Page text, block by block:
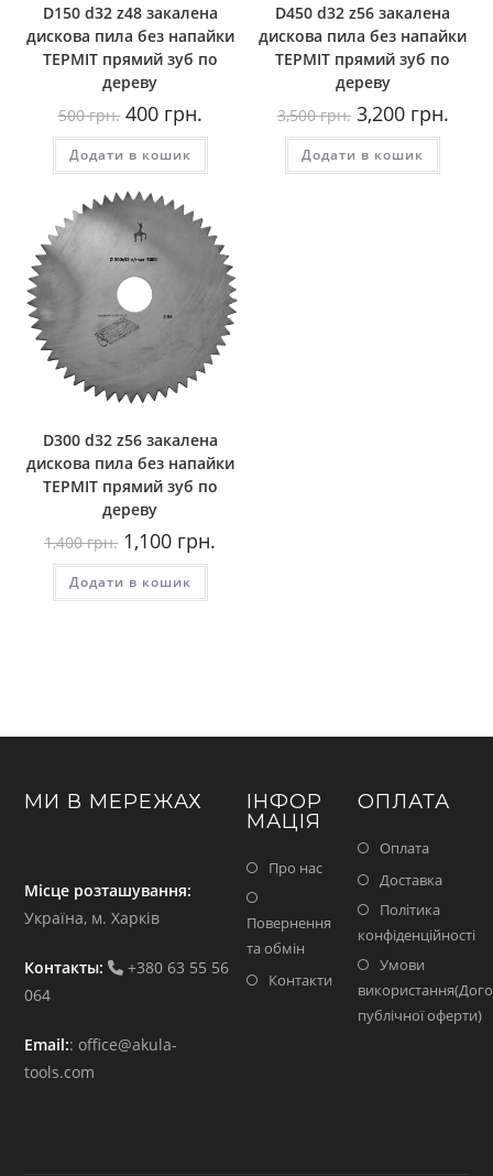
D150 d32 z48 закалена
дискова пила без напайки
ТЕРМІТ прямий зуб по
дереву
500грн. Оригінальна
ціна:
500
грн..
400грн.ціна:
400
Додати в кошик
D450 d32 z56 закалена
дискова пила без напайки
ТЕРМІТ прямий зуб по
дереву
3,500грн. Оригінальна
ціна:
3,500
грн..
3,200грн.ціна:
Додати в кошик
D300 d32 z56 закалена
дискова пила без напайки
ТЕРМІТ прямий зуб по
дереву
1,400грн. Оригінальна
ціна:
1,400
грн..
1,100 грн.
Додати в кошик
МИ В МЕРЕЖАХ
Місце розташування:
Україна, м. Харків
Контакты:
+380 63 55 56
064
Email::office@akula-
tools.com
ІНФОР
МАЦІЯ
Про нас
Повернення
та обмін
Контакти
ОПЛАТА
Оплата
Доставка
Політика
конфіденційності
Умови
публічної оферти)